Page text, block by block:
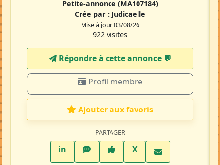
Petite-annonce (MA107184)
Crée par : Judicaelle
Mise à jour 03/08/26
922 visites
Répondre à cette annonce 💬​
Profil membre
Ajouter aux favoris
PARTAGER
inLinkedInWhatsAppFacebook
XTwitter X